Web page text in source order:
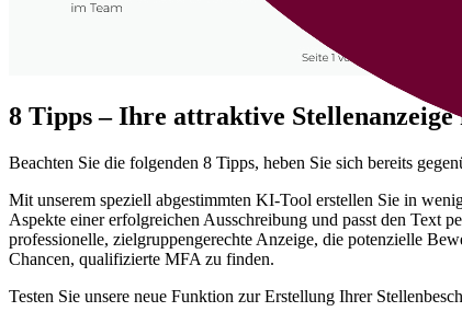
8 Tipps – Ihre attraktive
Beachten Sie die folgenden 8 Tipps, heben Sie sich bereits
Mit unserem speziell abgestimmten KI-Tool erstellen Sie in
Aspekte einer erfolgreichen Ausschreibung und passt den Text
professionelle, zielgruppengerechte Anzeige, die potenzielle
Chancen, qualifizierte MFA zu finden.
Testen Sie unsere neue Funktion zur Erstellung Ihrer